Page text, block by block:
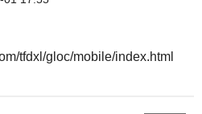
tfdxl/gloc/mobile/index.html